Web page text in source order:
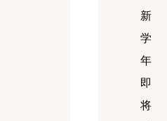
新
学
年
即
将